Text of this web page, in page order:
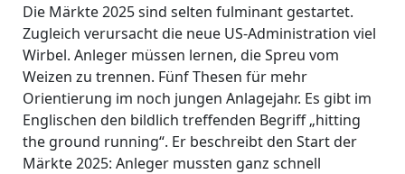
Die Märkte 2025 sind selten fulminant gestartet.
Zugleich verursacht die neue US-Administration viel
Wirbel. Anleger müssen lernen, die Spreu vom
Weizen zu trennen. Fünf Thesen für mehr
Orientierung im noch jungen Anlagejahr. Es gibt im
Englischen den bildlich treffenden Begriff „hitting
the ground running“. Er beschreibt den Start der
Märkte 2025: Anleger mussten ganz schnell